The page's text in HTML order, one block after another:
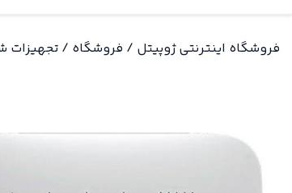
فروشگاه اینترنتی ژوپیتل / فروشگاه /تجهیزات